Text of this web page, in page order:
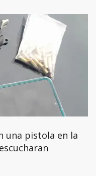
una pistola en la